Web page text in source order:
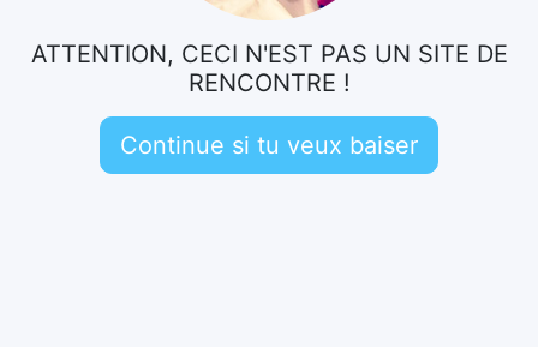
ATTENTION, CECI N'EST PAS UN SITE DE
RENCONTRE !
Continue si tu veux baiser